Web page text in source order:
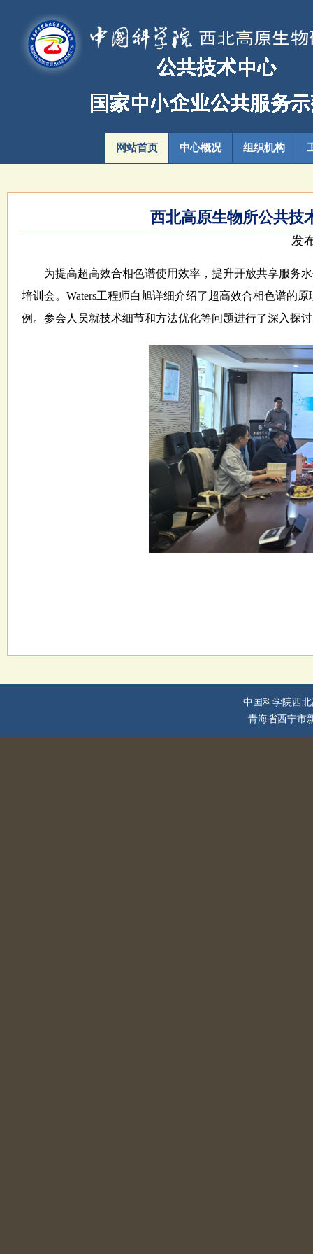
网站首页 中心概况 组织机构
西北高原生物所公共技
发
为提高超高效合相色谱使用效率，提升开放共享服务水
培训会。Waters工程师白旭详细介绍了超高效合相色谱的
例。参会人员就技术细节和方法优化等问题进行了深入探
中国科学院西
青海省西宁市